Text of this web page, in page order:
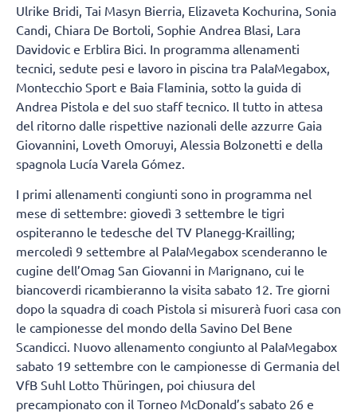
Ulrike Bridi, Tai Masyn Bierria, Elizaveta Kochurina, Sonia
Candi, Chiara De Bortoli, Sophie Andrea Blasi, Lara
Davidovic e Erblira Bici. In programma allenamenti
tecnici, sedute pesi e lavoro in piscina tra PalaMegabox,
Montecchio Sport e Baia Flaminia, sotto la guida di
Andrea Pistola e del suo staff tecnico. Il tutto in attesa
del ritorno dalle rispettive nazionali delle azzurre Gaia
Giovannini, Loveth Omoruyi, Alessia Bolzonetti e della
spagnola Lucía Varela Gómez.
I primi allenamenti congiunti sono in programma nel
mese di settembre: giovedì 3 settembre le tigri
ospiteranno le tedesche del TV Planegg-Krailling;
mercoledì 9 settembre al PalaMegabox scenderanno le
cugine dell’Omag San Giovanni in Marignano, cui le
biancoverdi ricambieranno la visita sabato 12. Tre giorni
dopo la squadra di coach Pistola si misurerà fuori casa con
le campionesse del mondo della Savino Del Bene
Scandicci. Nuovo allenamento congiunto al PalaMegabox
sabato 19 settembre con le campionesse di Germania del
VfB Suhl Lotto Thüringen, poi chiusura del
precampionato con il Torneo McDonald’s sabato 26 e